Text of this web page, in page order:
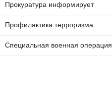
Прокуратура информирует
Профилактика терроризма
Специальная военная операция